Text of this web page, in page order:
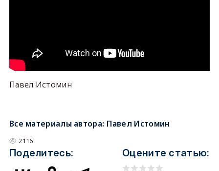
Павел Истомин
Все материалы автора: Павел Истомин
2116
Поделитесь: Оцените статью: